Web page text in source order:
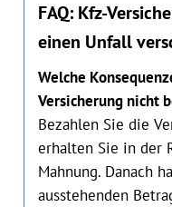
FAQ: Kfz-
einen Unfall
Welche
Versi‌cherung nicht
Bezahlen Sie die
erhalten Sie in der
Mahnung. Danach
ausstehenden